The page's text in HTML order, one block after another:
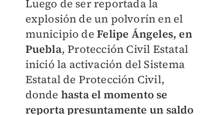
Luego de ser reportada la
explosión de un polvorín en el
municipio deFelipe Ángeles, en
Puebla, Protección Civil Estatal
inició la activación del Sistema
Estatal de Protección Civil,
donde hasta el momento se
reporta presuntamente un saldo